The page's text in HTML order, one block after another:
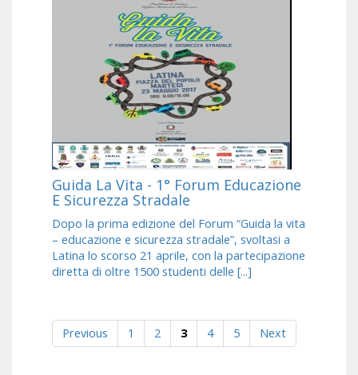
Guida La Vita - 1° Forum Educazione
E Sicurezza Stradale
Dopo la prima edizione del Forum “Guida la vita
– educazione e sicurezza stradale”, svoltasi a
Latina lo scorso 21 aprile, con la partecipazione
diretta di oltre 1500 studenti delle [...]
Previous 1 2 3 4 5 Next